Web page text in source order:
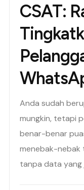
CSAT:
Anda sudah
mungkin, tetapi
benar-benar
menebak-nebak
tanpa data yang